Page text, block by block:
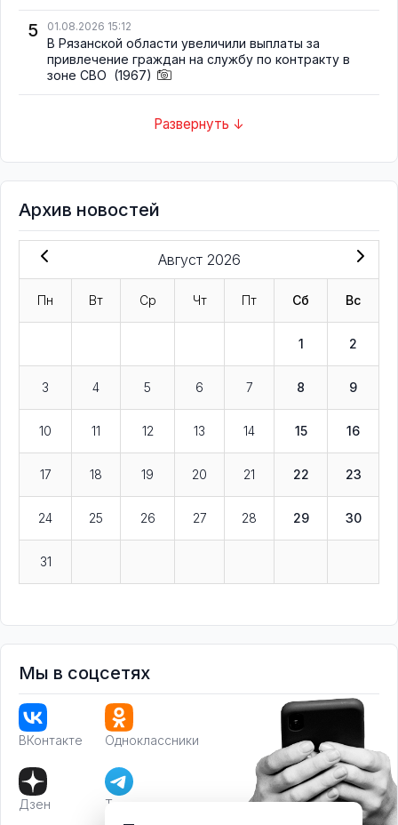
5 01.08.2026 15:12
В Рязанской области увеличили выплаты за
привлечение граждан на службу по контракту в
зоне СВО (1967)
Развернуть ↓
Архив новостей
Август 2026
Пн Вт Ср Чт Пт Сб Вс
1 2
3 4 5 6 7 8 9
10 11 12 13 14 15 16
17 18 19 20 21 22 23
24 25 26 27 28 29 30
31
Мы в соцсетях
ВКонтакте Одноклассники
Дзен Телеграм